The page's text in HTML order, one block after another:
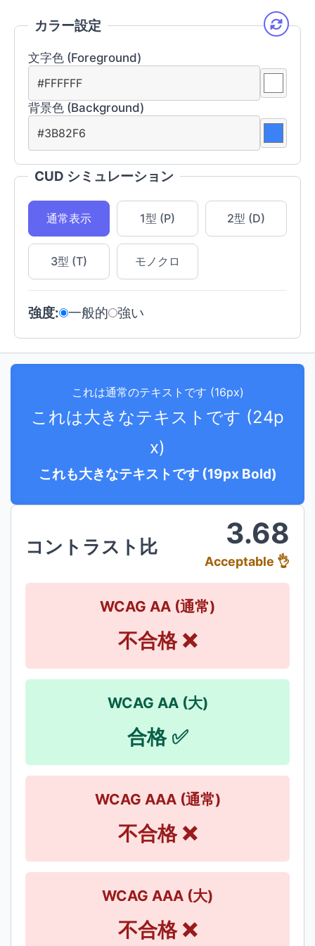
カラー設定
文字色 (Foreground)
背景色 (Background)
CUD シミュレーション
通常表示 1型 (P) 2型 (D)
3型 (T) モノクロ
強度: 一般的 強い
これは通常のテキストです (16px)
これは大きなテキストです (24p
x)
これも大きなテキストです (19px Bold)
コントラスト比 3.68
Acceptable 👌
WCAG AA (通常)
不合格 ❌
WCAG AA (大)
合格 ✅
WCAG AAA (通常)
不合格 ❌
WCAG AAA (大)
不合格 ❌